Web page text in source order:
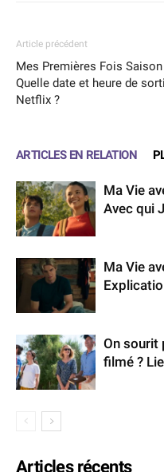
Article précédent
Mes Premières Fois Saison
Quelle date et heure de
Netflix ?
ARTICLES EN RELATION
Ma Vie
Avec qui
Ma Vie
On sourit
filmé ?
Articles récents